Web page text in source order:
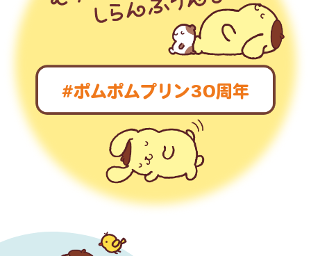
#ポムポムプリン30周年